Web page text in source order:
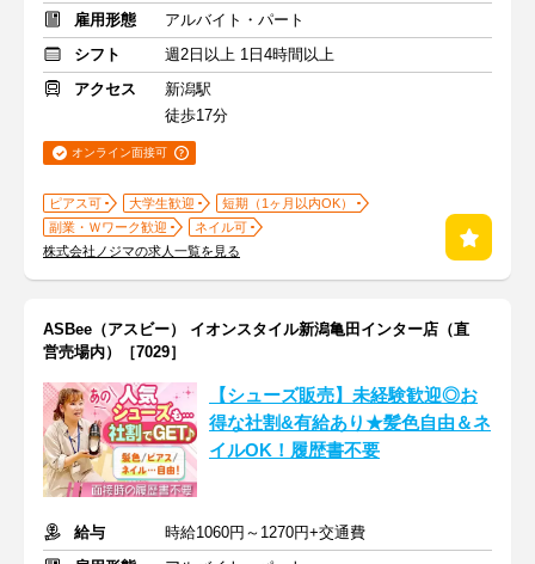
雇用形態
アルバイト・パート
シフト
週2日以上 1日4時間以上
アクセス
新潟駅
徒歩17分
オンライン面接可
ピアス可 大学生歓迎
短期（1ヶ月以内OK）
副業・Ｗワーク歓迎
ネイル可
株式会社ノジマの求人一覧を見る
ASBee（アスビー） イオンスタイル新潟亀田インター店（直
営売場内）［7029］
【シューズ販売】未経験歓迎◎お
得な社割&有給あり★髪色自由＆ネ
イルOK！履歴書不要
給与
時給1060円～1270円+交通費